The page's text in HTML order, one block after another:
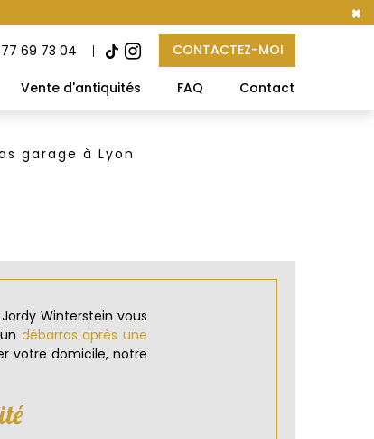
×
69 73 04 CONTACTEZ-MOI
Vente d'antiquités FAQ Contact
garage à Lyon
Winterstein vous
débarras après une
votre domicile, notre